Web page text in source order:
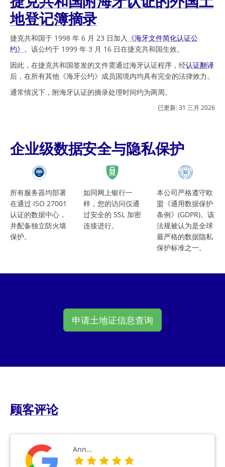
地登记簿摘录
捷克共和国于 1998 年 6 月 23 日加入 《海牙文件简化认证公
约》 。该公约于 1999 年 3 月 16 日在捷克共和国生效。
因此，在捷克共和国签发的文件需通过海牙认证程序，经认证翻译
后，在所有其他《海牙公约》成员国境内均具有完全的法律效力。
通常情况下，附海牙认证的摘录处理时间约为两周。
已更新:31 三月 2026
企业级数据安全与隐私保护
所有服务器均部署
在通过 ISO 27001
认证的数据中心，
并配备独立防火墙
保护。
如同网上银行一
样，您的访问仅通
过安全的 SSL 加密
连接进行。
本公司严格遵守欧
盟《通用数据保护
条例》(GDPR)。该
法规被认为是全球
最严格的数据隐私
保护标准之一。
申请土地证信息查询
顾客评论
Ann…